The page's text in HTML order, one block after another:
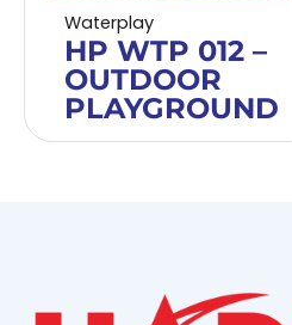
Waterplay
HP WTP 012 –
OUTDOOR
PLAYGROUND